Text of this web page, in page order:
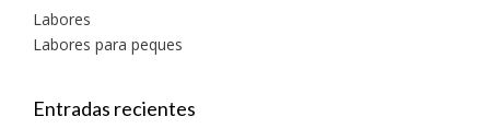
Labores
Labores para peques
Entradas recientes